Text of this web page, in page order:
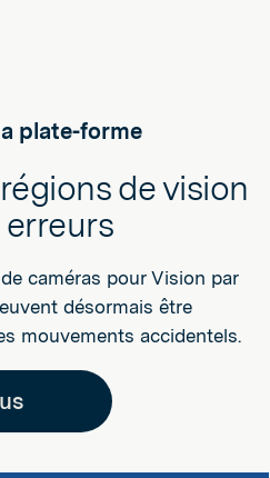
plate-forme
de vision
caméras pour Vision par
désormais être
mouvements accidentels.